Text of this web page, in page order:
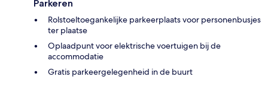
Parkeren
Rolstoeltoegankelijke parkeerplaats voor personenbusjes
ter plaatse
Oplaadpunt voor elektrische voertuigen bij de
accommodatie
Gratis parkeergelegenheid in de buurt